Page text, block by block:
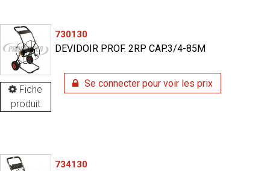
Fiche
produit
730130
DEVIDOIR PROF. 2RP CAP.3/4-85M
Se connecter pour voir les prix
734130